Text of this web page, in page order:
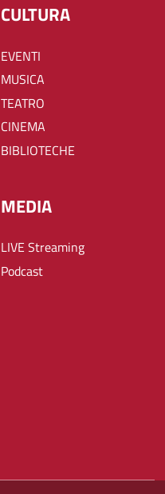
CULTURA
EVENTI
MUSICA
TEATRO
CINEMA
BIBLIOTECHE
MEDIA
LIVE Streaming
Podcast